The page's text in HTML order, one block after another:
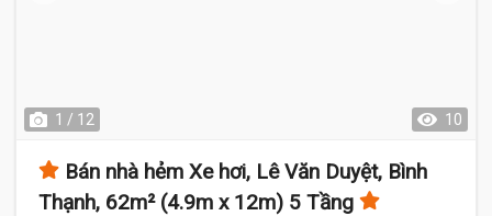
1 / 12 10
Bán nhà hẻm Xe hơi, Lê Văn Duyệt, Bình
Thạnh, 62m² (4.9m x 12m) 5 Tầng